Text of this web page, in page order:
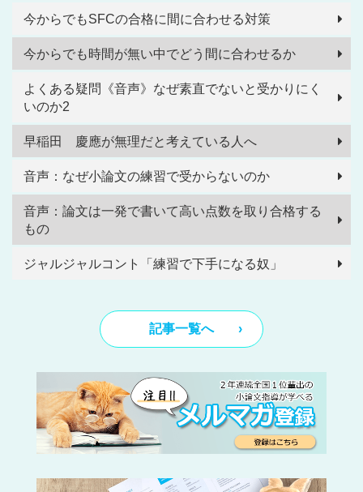
今からでもSFCの合格に間に合わせる対策
今からでも時間が無い中でどう間に合わせるか
よくある疑問《音声》なぜ素直でないと受かりにく
いのか2
早稲田 慶應が無理だと考えている人へ
音声：なぜ小論文の練習で受からないのか
音声：論文は一発で書いて高い点数を取り合格する
もの
ジャルジャルコント「練習で下手になる奴」
記事一覧へ